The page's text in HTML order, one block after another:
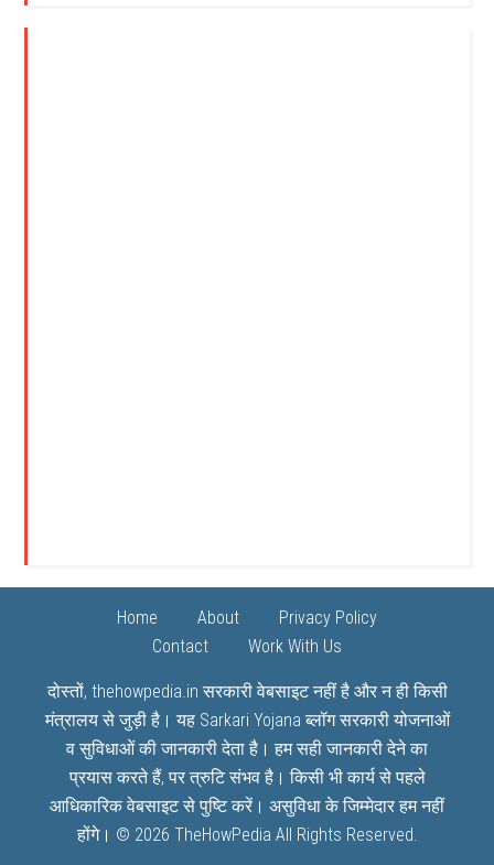
Home About
Privacy Policy
Contact
Work With Us
दोस्तों, thehowpedia.in सरकारी वेबसाइट नहीं है और न ही किसी
मंत्रालय से जुड़ी है। यह Sarkari Yojana ब्लॉग सरकारी योजनाओं
व सुविधाओं की जानकारी देता है। हम सही जानकारी देने का
प्रयास करते हैं, पर त्रुटि संभव है। किसी भी कार्य से पहले
आधिकारिक वेबसाइट से पुष्टि करें। असुविधा के जिम्मेदार हम नहीं
होंगे। © 2026 TheHowPedia All Rights Reserved.